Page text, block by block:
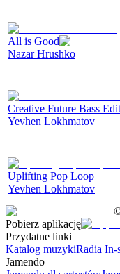
All is Good
Nazar Hrushko
Creative Future Bass
Yevhen Lokhmatov
Uplifting Pop Loop
Yevhen Lokhmatov
Pobierz aplikację
Przydatne linki
Katalog muzykiRadia In-
Jamendo